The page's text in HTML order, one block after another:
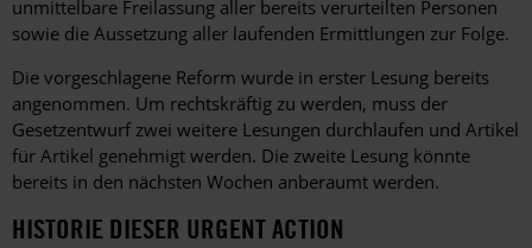
unmittelbare Freilassung aller bereits verurteilten Personen
sowie die Aussetzung aller laufenden Ermittlungen zur Folge.
Die vorgeschlagene Reform wurde in erster Lesung bereits
angenommen. Um rechtskräftig zu werden, muss der
Gesetzentwurf zwei weitere Lesungen durchlaufen und Artikel
für Artikel genehmigt werden. Die zweite Lesung könnte
bereits in den nächsten Wochen anberaumt werden.
HISTORIE DIESER URGENT ACTION